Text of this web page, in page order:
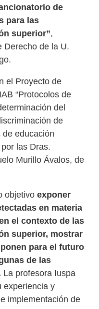
de
para las
superior”,
Derecho de la U.
el Proyecto de
“Protocolos de
del
de
educación
las Dras.
Murillo Ávalos, de
objetivo exponer
en materia
el contexto de las
superior, mostrar
para el futuro
de las
La profesora Iuspa
experiencia y
implementación de